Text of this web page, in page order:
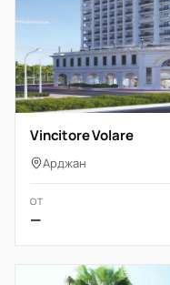
Vincitore Volare
Арджан
ОТ
—